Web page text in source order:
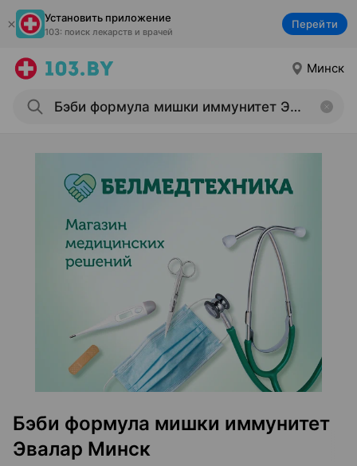
Установить приложение
103: поиск лекарств и врачей
Перейти
Минск
Бэби формула мишки иммунитет
Эвалар Минск